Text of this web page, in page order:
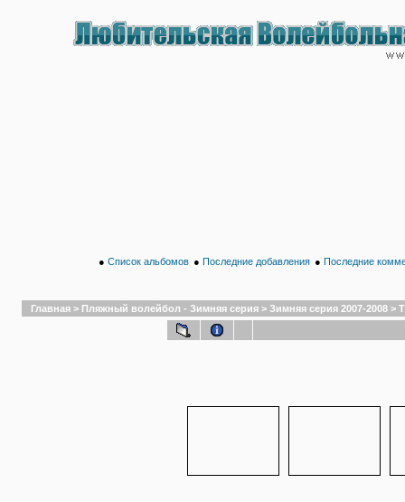
● Список альбомов ● Последние добавления ● Последние
Главная > Пляжный волейбол - Зимняя серия > Зимняя серия 2007-2008 >